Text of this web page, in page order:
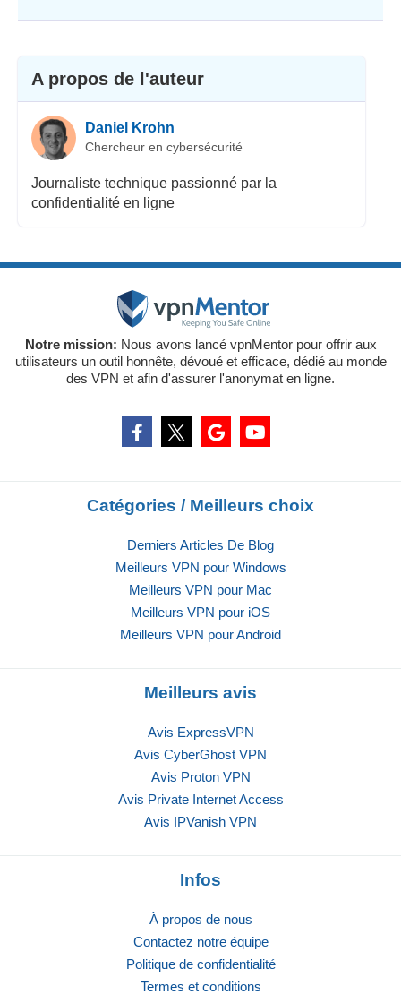
A propos de l'auteur
Daniel Krohn
Chercheur en cybersécurité
Journaliste technique passionné par la
confidentialité en ligne
Notre mission: Nous avons lancé vpnMentor pour offrir aux
utilisateurs un outil honnête, dévoué et efficace, dédié au monde
des VPN et afin d'assurer l'anonymat en ligne.
Catégories / Meilleurs choix
Derniers Articles De Blog
Meilleurs VPN pour Windows
Meilleurs VPN pour Mac
Meilleurs VPN pour iOS
Meilleurs VPN pour Android
Meilleurs avis
Avis ExpressVPN
Avis CyberGhost VPN
Avis Proton VPN
Avis Private Internet Access
Avis IPVanish VPN
Infos
À propos de nous
Contactez notre équipe
Politique de confidentialité
Termes et conditions